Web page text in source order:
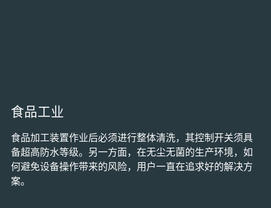
食品工业
食品加工装置作业后必须进行整体清洗，其控制开关须具
备超高防水等级。另一方面，在无尘无菌的生产环境，如
何避免设备操作带来的风险，用户一直在追求好的解决方
案。